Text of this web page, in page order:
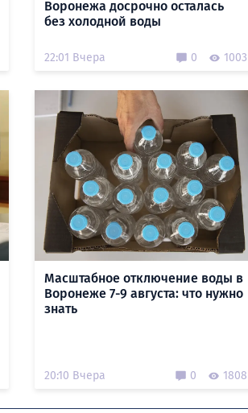
Воронежа досрочно осталась
без холодной воды
22:01 Вчера 0 1003
Масштабное отключение воды в
Воронеже 7-9 августа: что нужно
знать
20:10 Вчера 0 1808